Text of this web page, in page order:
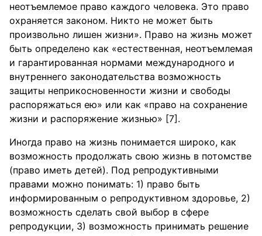
неотъемлемое право каждого человека. Это право
охраняется законом. Никто не может быть
произвольно лишен жизни». Право на жизнь может
быть определено как «естественная, неотъемлемая
и гарантированная нормами международного и
внутреннего законодательства возможность
защиты неприкосновенности жизни и свободы
распоряжаться ею» или как «право на сохранение
жизни и распоряжение жизнью» [7].
Иногда право на жизнь понимается широко, как
возможность продолжать свою жизнь в потомстве
(право иметь детей). Под репродуктивными
правами можно понимать: 1) право быть
информированным о репродуктивном здоровье, 2)
возможность сделать свой выбор в сфере
репродукции, 3) возможность принимать решение